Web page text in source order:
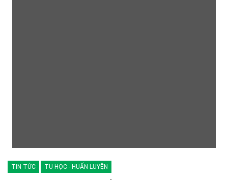
TIN TỨC TU HỌC - HUẤN LUYỆN